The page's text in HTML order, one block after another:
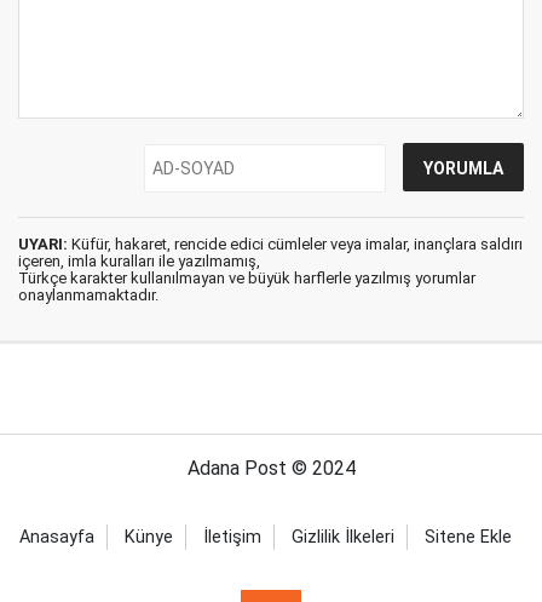
UYARI: Küfür, hakaret, rencide edici cümleler veya imalar, inançlara saldırı
içeren, imla kuralları ile yazılmamış,
Türkçe karakter kullanılmayan ve büyük harflerle yazılmış yorumlar
onaylanmamaktadır.
Adana Post © 2024
Anasayfa Künye İletişim Gizlilik İlkeleri Sitene Ekle